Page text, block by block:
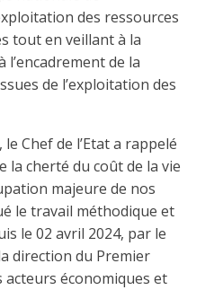
des ressources
tout en veillant à la
de la
de l’exploitation des
Chef de l’Etat a rappelé
la cherté du coût de la vie
majeure de nos
le travail méthodique et
le 02 avril 2024, par le
direction du Premier
économiques et